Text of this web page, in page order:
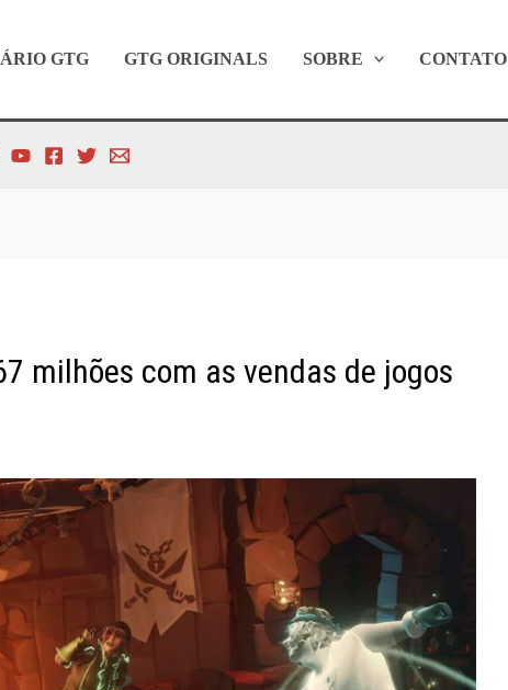
GTG GTG ORIGINALS SOBRE CONTATO
milhões com as vendas de jogos